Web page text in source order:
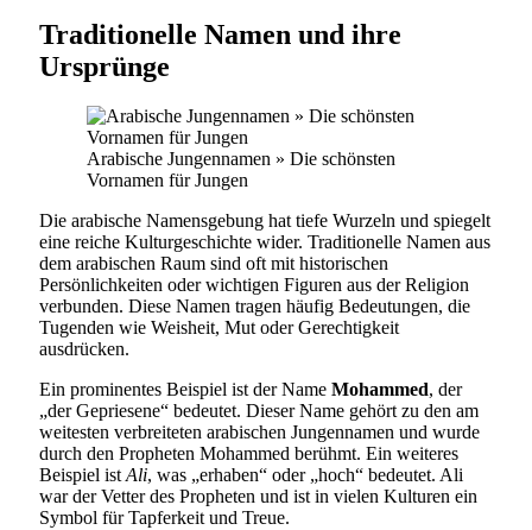
Traditionelle Namen und ihre
Ursprünge
Arabische Jungennamen » Die schönsten
Vornamen für Jungen
Die arabische Namensgebung hat tiefe Wurzeln und spiegelt
eine reiche Kulturgeschichte wider. Traditionelle Namen aus
dem arabischen Raum sind oft mit historischen
Persönlichkeiten oder wichtigen Figuren aus der Religion
verbunden. Diese Namen tragen häufig Bedeutungen, die
Tugenden wie Weisheit, Mut oder Gerechtigkeit
ausdrücken.
Ein prominentes Beispiel ist der Name Mohammed, der
„der Gepriesene“ bedeutet. Dieser Name gehört zu den am
weitesten verbreiteten arabischen Jungennamen und wurde
durch den Propheten Mohammed berühmt. Ein weiteres
Beispiel istAli, was „erhaben“ oder „hoch“ bedeutet. Ali
war der Vetter des Propheten und ist in vielen Kulturen ein
Symbol für Tapferkeit und Treue.